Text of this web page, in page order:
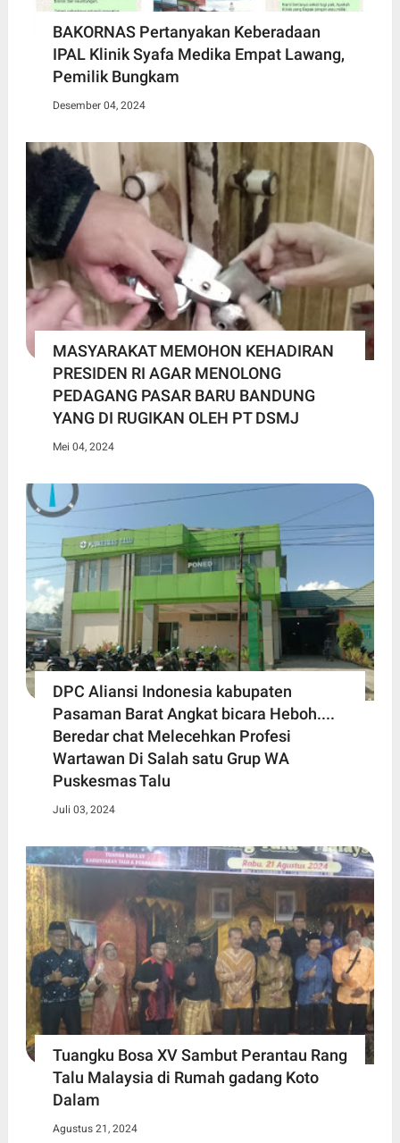
BAKORNAS Pertanyakan Keberadaan
IPAL Klinik Syafa Medika Empat Lawang,
Pemilik Bungkam
Desember 04, 2024
MASYARAKAT MEMOHON KEHADIRAN
PRESIDEN RI AGAR MENOLONG
PEDAGANG PASAR BARU BANDUNG
YANG DI RUGIKAN OLEH PT DSMJ
Mei 04, 2024
DPC Aliansi Indonesia kabupaten
Pasaman Barat Angkat bicara Heboh....
Beredar chat Melecehkan Profesi
Wartawan Di Salah satu Grup WA
Puskesmas Talu
Juli 03, 2024
Tuangku Bosa XV Sambut Perantau Rang
Talu Malaysia di Rumah gadang Koto
Dalam
Agustus 21, 2024